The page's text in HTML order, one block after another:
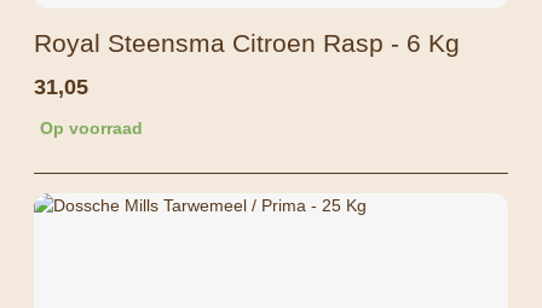
Royal Steensma Citroen Rasp - 6 Kg
31,05
Op voorraad